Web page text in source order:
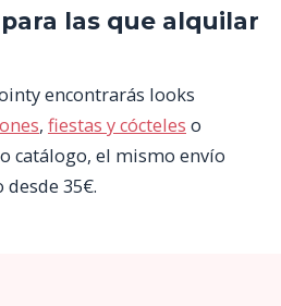
las que alquilar
encontrarás looks
, fiestas y cócteles o
catálogo, el mismo envío
35€.